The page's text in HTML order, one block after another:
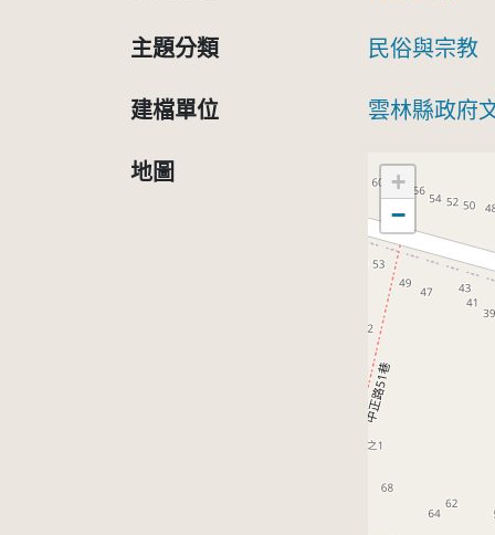
主題分類 民俗與宗教
建檔單位 雲林縣政府
地圖
+
−